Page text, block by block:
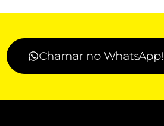
Chamar no WhatsApp!